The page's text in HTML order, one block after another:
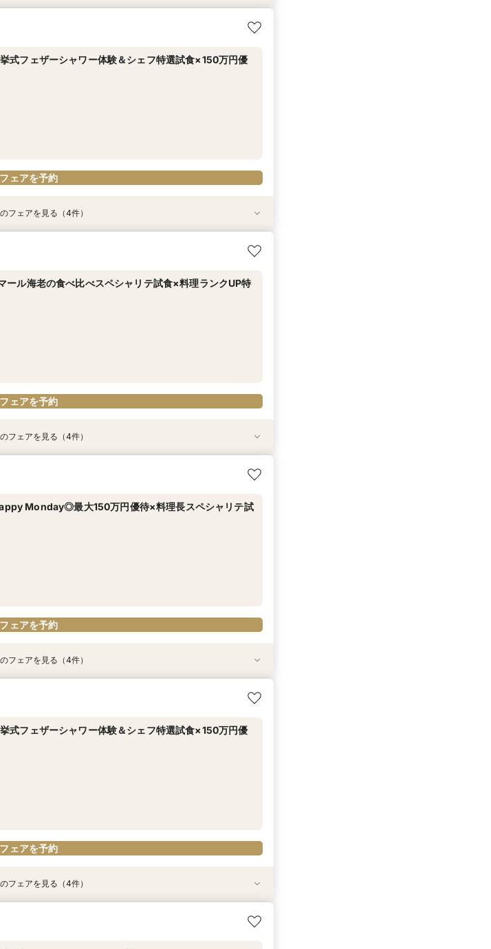
リングドッグ＆足形スタンプ×厳選試食＆20万円分のワン
挙式フェザーシャワー体験＆シェフ特選試食×150万円優
フェアを予約
リングドッグ＆足形スタンプ×厳選試食＆20万円分のワン
フェアを見る（4件）
ール海老の食べ比べスペシャリテ試食×料理ランクUP特
フェアを予約
リングドッグ＆足形スタンプ×厳選試食＆20万円分のワン
フェアを見る（4件）
Monday◎最大150万円優待×料理長スペシャリテ試
フェアを予約
リングドッグ＆足形スタンプ×厳選試食＆20万円分のワン
フェアを見る（4件）
挙式フェザーシャワー体験＆シェフ特選試食×150万円優
フェアを予約
リングドッグ＆足形スタンプ×厳選試食＆20万円分のワン
フェアを見る（4件）